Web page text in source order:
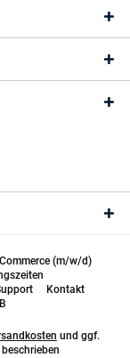
(m/w/d)
Kontakt
und ggf.